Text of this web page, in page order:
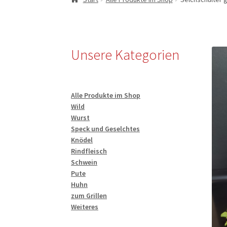
Unsere Kategorien
Alle Produkte im Shop
Wild
Wurst
Speck und Geselchtes
Knödel
Rindfleisch
Schwein
Pute
Huhn
zum Grillen
Weiteres